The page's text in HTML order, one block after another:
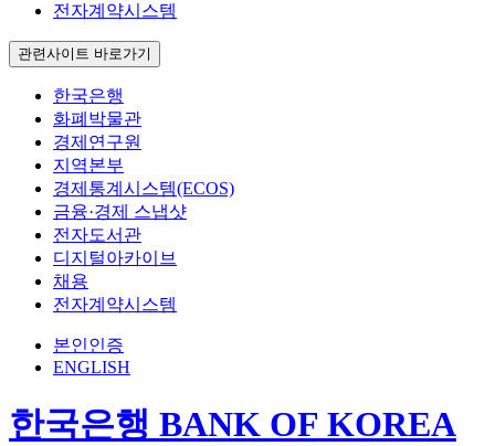
전자계약시스템
관련사이트 바로가기
한국은행
화폐박물관
경제연구원
지역본부
경제통계시스템(ECOS)
금융·경제 스냅샷
전자도서관
디지털아카이브
채용
전자계약시스템
본인인증
ENGLISH
한국은행 BANK OF KOREA